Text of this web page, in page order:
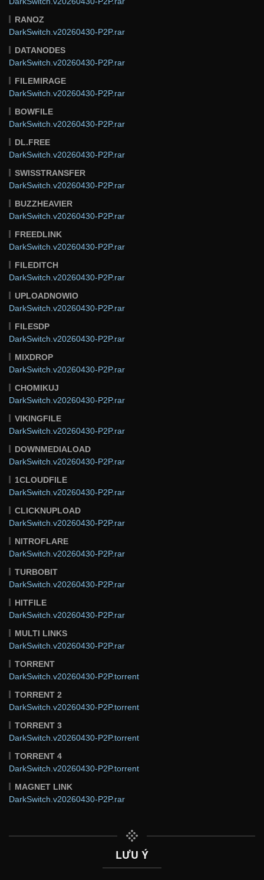
RANOZ
DarkSwitch.v20260430-P2P.rar
DATANODES
DarkSwitch.v20260430-P2P.rar
FILEMIRAGE
DarkSwitch.v20260430-P2P.rar
BOWFILE
DarkSwitch.v20260430-P2P.rar
DL.FREE
DarkSwitch.v20260430-P2P.rar
SWISSTRANSFER
DarkSwitch.v20260430-P2P.rar
BUZZHEAVIER
DarkSwitch.v20260430-P2P.rar
FREEDLINK
DarkSwitch.v20260430-P2P.rar
FILEDITCH
DarkSwitch.v20260430-P2P.rar
UPLOADNOWIO
DarkSwitch.v20260430-P2P.rar
FILESDP
DarkSwitch.v20260430-P2P.rar
MIXDROP
DarkSwitch.v20260430-P2P.rar
CHOMIKUJ
DarkSwitch.v20260430-P2P.rar
VIKINGFILE
DarkSwitch.v20260430-P2P.rar
DOWNMEDIALOAD
DarkSwitch.v20260430-P2P.rar
1CLOUDFILE
DarkSwitch.v20260430-P2P.rar
CLICKNUPLOAD
DarkSwitch.v20260430-P2P.rar
NITROFLARE
DarkSwitch.v20260430-P2P.rar
TURBOBIT
DarkSwitch.v20260430-P2P.rar
HITFILE
DarkSwitch.v20260430-P2P.rar
MULTI LINKS
DarkSwitch.v20260430-P2P.rar
TORRENT
DarkSwitch.v20260430-P2P.torrent
TORRENT 2
DarkSwitch.v20260430-P2P.torrent
TORRENT 3
DarkSwitch.v20260430-P2P.torrent
TORRENT 4
DarkSwitch.v20260430-P2P.torrent
MAGNET LINK
DarkSwitch.v20260430-P2P.rar
LƯU Ý